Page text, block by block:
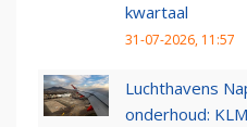
kwartaal
31-07-2026, 11:57
Luchthavens
onderhoud: